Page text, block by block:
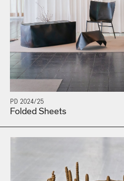
PD 2024/25
Folded Sheets